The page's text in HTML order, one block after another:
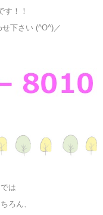
す！！
下さい (^O^)／
は
ろん、